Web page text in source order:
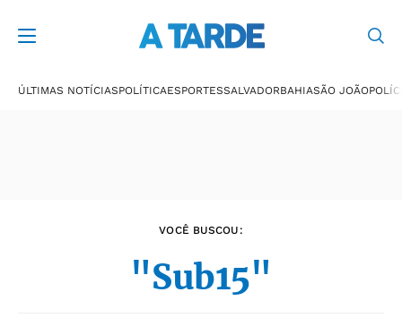
ÚLTIMAS NOTÍCIASPOLÍTICAESPORTESSALVADORBAHIASÃO JOÃO
VOCÊ BUSCOU:
"Sub15"